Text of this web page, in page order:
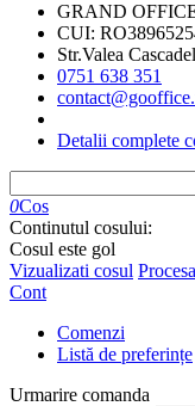
GRAND
CUI:
Str.Valea
0751 638 351
Detalii complete
0Cos
Continutul cosului:
Cosul este gol
Vizualizati cosul
Cont
Comenzi
Listă de preferințe
Urmarire comanda